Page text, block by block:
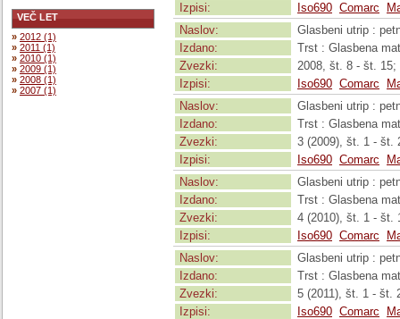
VEČ LET
» 2012 (1)
» 2011 (1)
» 2010 (1)
» 2009 (1)
» 2008 (1)
» 2007 (1)
Izpisi:
Iso690 Comarc
Naslov:
Glasbeni utrip :
Izdano:
Trst : Glasbena
Zvezki:
2008, št. 8 - št.
Izpisi:
Iso690 Comarc
Naslov:
Glasbeni utrip :
Izdano:
Trst : Glasbena
Zvezki:
3 (2009), št. 1 - št.
Izpisi:
Iso690 Comarc
Naslov:
Glasbeni utrip :
Izdano:
Trst : Glasbena
Zvezki:
4 (2010), št. 1 - št.
Izpisi:
Iso690 Comarc
Naslov:
Glasbeni utrip :
Izdano:
Trst : Glasbena
Zvezki:
5 (2011), št. 1 - št.
Izpisi:
Iso690 Comarc